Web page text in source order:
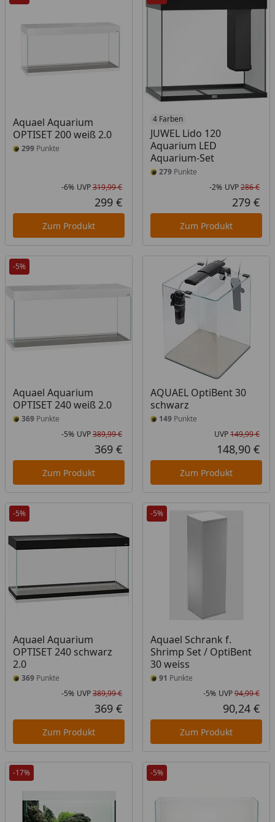
Aquael Aquarium
OPTISET 200 weiß 2.0
299 Punkte
Rabatt in Prozent
-6%
Ursprünglicher Preis
UVP319,99 €
Aktueller Preis
299 €
Zum Produkt
4 Farben
JUWEL Lido 120
Aquarium LED
Aquarium-Set
279Punkte
-2% UVP286 €
279 €
Zum Produkt
-5%
Aquael Aquarium
OPTISET 240 weiß 2.0
369 Punkte
Rabatt in Prozent
-5%
Ursprünglicher Preis
UVP389,99 €
Aktueller Preis
369 €
Zum Produkt
AQUAEL OptiBent 30
schwarz
149Punkte
UVP149,99 €
148,90 €
Zum Produkt
-5%
Aquael Aquarium
OPTISET 240 schwarz
2.0
369 Punkte
Rabatt in Prozent
-5%
Ursprünglicher Preis
UVP389,99 €
Aktueller Preis
369 €
Zum Produkt
-5%
Aquael Schrank f.
Shrimp Set / OptiBent
30 weiss
91 Punkte
-5% UVP94,99 €
90,24 €
Zum Produkt
-17% -5%